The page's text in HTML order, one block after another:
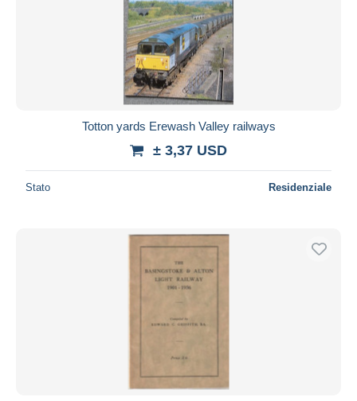
Totton yards Erewash Valley railways
± 3,37 USD
Stato Residenziale